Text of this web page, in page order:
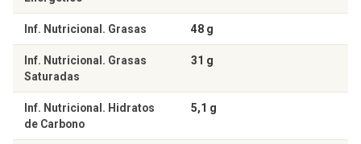
Inf. Nutricional. Grasas 48 g
Inf. Nutricional. Grasas
Saturadas
31 g
Inf. Nutricional. Hidratos
de Carbono
5,1 g